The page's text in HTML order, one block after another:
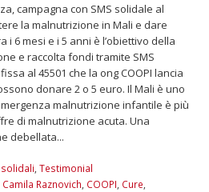
campagna con SMS solidale al
la malnutrizione in Mali e dare
i 6 mesi e i 5 anni è l’obiettivo della
e raccolta fondi tramite SMS
al 45501 che la ong COOPI lancia
donare 2 o 5 euro. Il Mali è uno
malnutrizione infantile è più
di malnutrizione acuta. Una
debellata...
solidali ,Testimonial
Camila Raznovich COOPI Cure